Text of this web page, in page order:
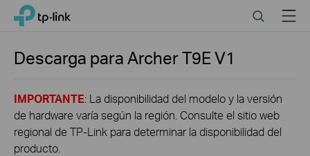
Click
navigation
TP-Link, Reliably Smart SearchMenu
Descarga paraArcher T9EV1
IMPORTANTE: La disponibilidad del modelo y la versión
de hardware varía según la región. Consulte el sitio web
regional de TP-Link para determinar la disponibilidad del
producto.